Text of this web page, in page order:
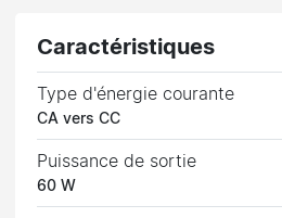
Caractéristiques
Type d'énergie courante
CA vers CC
Puissance de sortie
60 W